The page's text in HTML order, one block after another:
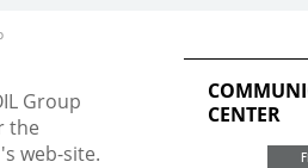
Group
the
web-site.
CENTER